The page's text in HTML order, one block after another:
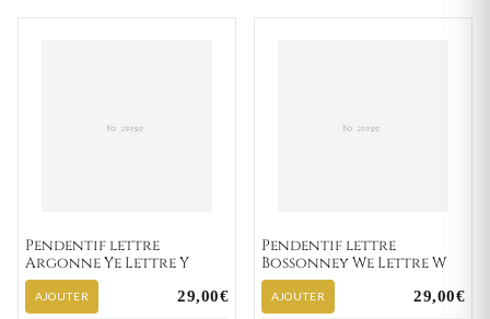
Pendentif lettre
Argonne Ye Lettre Y
AJOUTER 29,00€
Pendentif lettre
Bossonney We Lettre W
AJOUTER 29,00€